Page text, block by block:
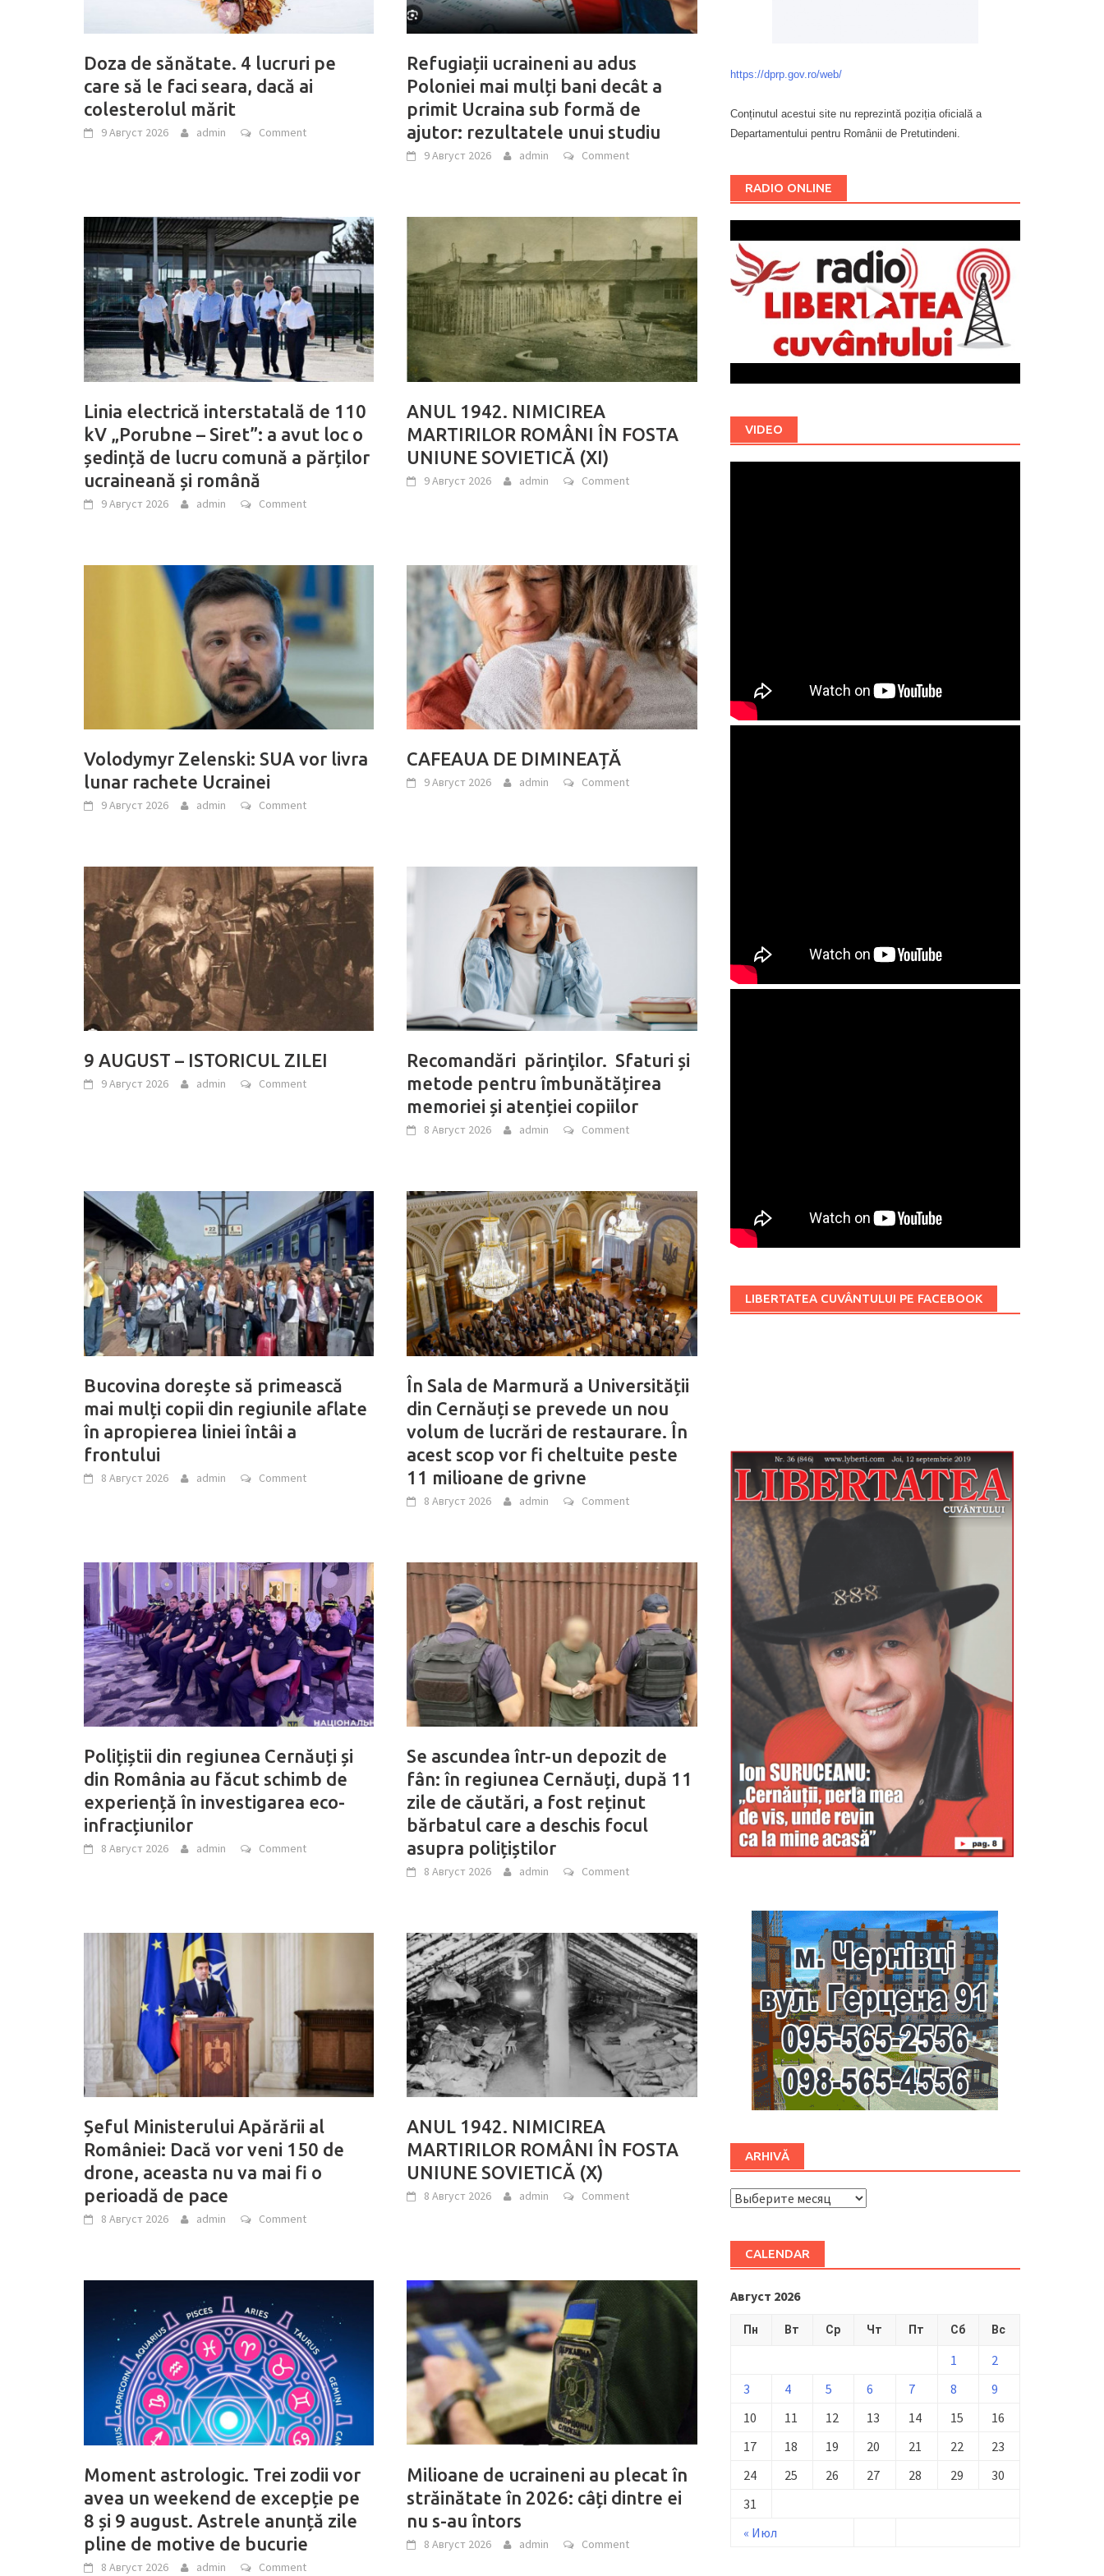
Doza de sănătate. 4 lucruri pe
care să le faci seara, dacă ai
colesterolul mărit
9 Август 2026 admin Comment
Refugiații ucraineni au adus
Poloniei mai mulți bani decât a
primit Ucraina sub formă de
ajutor: rezultatele unui studiu
9 Август 2026 admin Comment
Linia electrică interstatală de 110
kV „Porubne – Siret”: a avut loc o
ședință de lucru comună a părților
ucraineană și română
9 Август 2026 admin Comment
ANUL 1942. NIMICIREA
MARTIRILOR ROMÂNI ÎN FOSTA
UNIUNE SOVIETICĂ (XI)
9 Август 2026 admin Comment
Volodymyr Zelenski: SUA vor livra
lunar rachete Ucrainei
9 Август 2026 admin Comment
CAFEAUA DE DIMINEAȚĂ
9 Август 2026 admin Comment
9 AUGUST – ISTORICUL ZILEI
9 Август 2026 admin Comment
Recomandări părinţilor. Sfaturi și
metode pentru îmbunătățirea
memoriei și atenției copiilor
8 Август 2026 admin Comment
Bucovina dorește să primească
mai mulți copii din regiunile aflate
în apropierea liniei întâi a
frontului
8 Август 2026 admin Comment
În Sala de Marmură a Universității
din Cernăuți se prevede un nou
volum de lucrări de restaurare. În
acest scop vor fi cheltuite peste
11 milioane de grivne
8 Август 2026 admin Comment
Polițiștii din regiunea Cernăuți și
din România au făcut schimb de
experiență în investigarea eco-
infracțiunilor
8 Август 2026 admin Comment
Se ascundea într-un depozit de
fân: în regiunea Cernăuți, după 11
zile de căutări, a fost reținut
bărbatul care a deschis focul
asupra polițiștilor
8 Август 2026 admin Comment
Șeful Ministerului Apărării al
României: Dacă vor veni 150 de
drone, aceasta nu va mai fi o
perioadă de pace
8 Август 2026 admin Comment
ANUL 1942. NIMICIREA
MARTIRILOR ROMÂNI ÎN FOSTA
UNIUNE SOVIETICĂ (X)
8 Август 2026 admin Comment
Moment astrologic. Trei zodii vor
avea un weekend de excepție pe
8 și 9 august. Astrele anunță zile
pline de motive de bucurie
8 Август 2026 admin Comment
Milioane de ucraineni au plecat în
străinătate în 2026: câți dintre ei
nu s-au întors
8 Август 2026 admin Comment
https://dprp.gov.ro/web/
Conținutul acestui site nu reprezintă poziția oficială a
Departamentului pentru Românii de Pretutindeni.
RADIO ONLINE
VIDEO
LIBERTATEA CUVÂNTULUI PE FACEBOOK
ARHIVĂ
ARHIVĂ
CALENDAR
Август 2026
Пн Вт Ср Чт Пт Сб Вс
« Июл
1
2
3
4 5 6 7 8
9
10
11 12 13 14 15
16
17
18 19 20 21 22
23
24
25 26 27 28 29
30
31